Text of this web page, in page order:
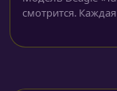
смотрится.